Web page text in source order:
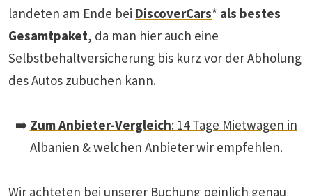
landeten am Ende bei DiscoverCars* als bestes
Gesamtpaket, da man hier auch eine
Selbstbehaltversicherung bis kurz vor der Abholung
des Autos zubuchen kann.
➡️ Zum Anbieter-Vergleich: 14 Tage Mietwagen in
Albanien & welchen Anbieter wir empfehlen.
Wir achteten bei unserer Buchung peinlich genau